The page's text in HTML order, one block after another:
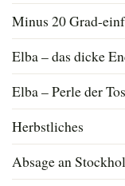
Minus 20 Grad-
Elba – das dicke
Elba – Perle der
Herbstliches
Absage an